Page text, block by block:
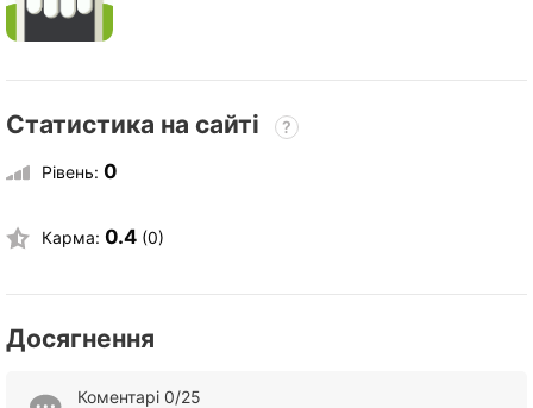
Статистика на сайті ?
Рівень: 0
Карма: 0.4 (0)
Досягнення
Коментарі 0/25